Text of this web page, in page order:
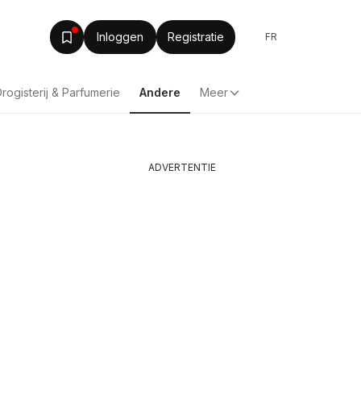
Inloggen Registratie FR
& Parfumerie Andere Meer
ADVERTENTIE